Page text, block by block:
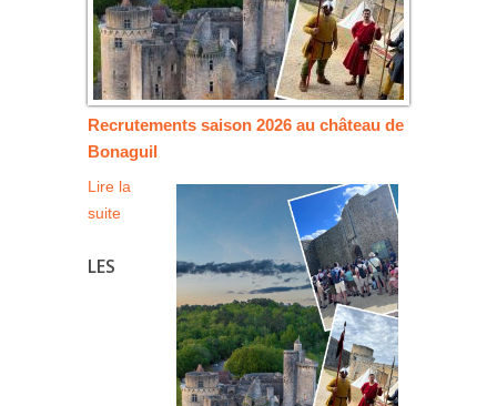
Recrutements saison 2026 au château de
Bonaguil
Lire la
suite
LES